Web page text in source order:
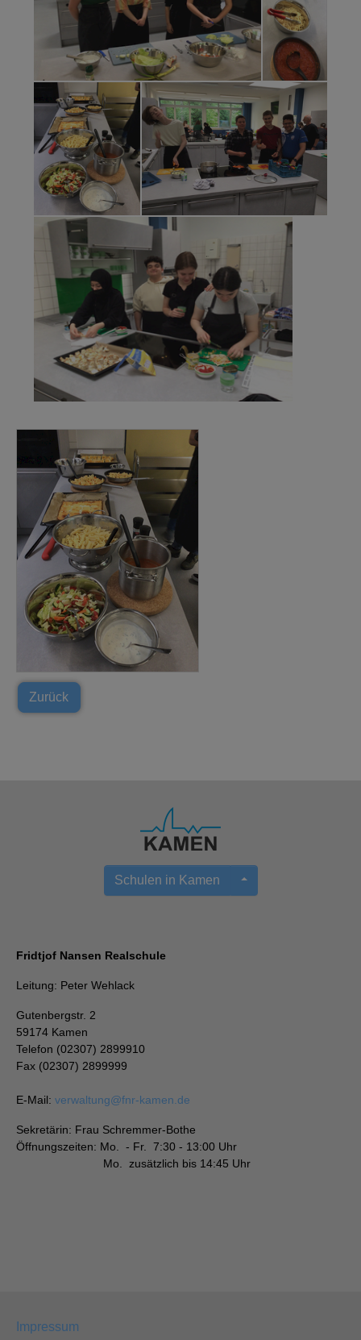
Zurück
Schulen in Kamen
Fridtjof Nansen Realschule
Leitung: Peter Wehlack
Gutenbergstr. 2
59174 Kamen
Telefon (02307) 2899910
Fax (02307) 2899999
E-Mail: verwaltung@fnr-kamen.de
Sekretärin: Frau Schremmer-Bothe
Öffnungszeiten: Mo. - Fr. 7:30 - 13:00 Uhr
Mo. zusätzlich bis 14:45 Uhr
Impressum